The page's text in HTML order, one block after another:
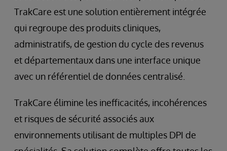
TrakCare est une solution entièrement intégrée
qui regroupe des produits cliniques,
administratifs, de gestion du cycle des revenus
et départementaux dans une interface unique
avec un référentiel de données centralisé.
TrakCare élimine les inefficacités, incohérences
et risques de sécurité associés aux
environnements utilisant de multiples DPI de